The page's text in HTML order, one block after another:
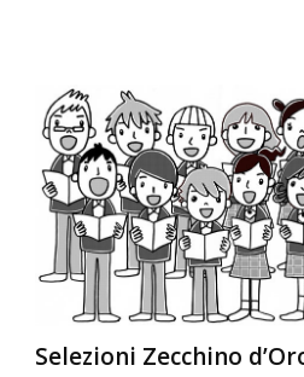
Selezioni Zecchino